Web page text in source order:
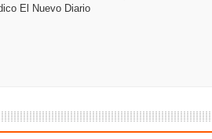
en proyecto Nuevas
El Nuevo Diario